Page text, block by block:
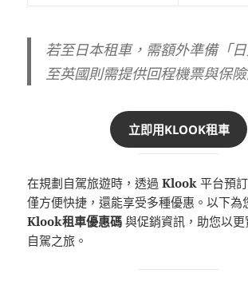
若至日本租車，需額外準備「
至英國則需提供回程機票與保
立即用KLOOK租車
在規劃自駕旅遊時，透過Klook 平台預
僅方便快捷，還能享受多種優惠。以下為
Klook租車優惠碼 與促銷資訊，助您以
自駕之旅。​